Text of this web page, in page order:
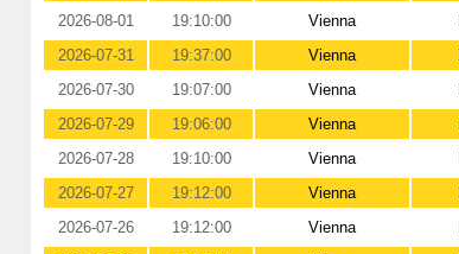
2026-08-01
19:10:00 Vienna
2026-07-31
19:37:00 Vienna
2026-07-30
19:07:00 Vienna
2026-07-29
19:06:00 Vienna
2026-07-28
19:10:00 Vienna
2026-07-27
19:12:00 Vienna
2026-07-26
19:12:00 Vienna